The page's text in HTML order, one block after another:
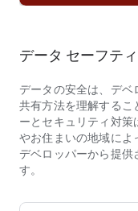
・写真認証：自分が
な表現を自動的に検
座に報告したり、ブロ
・連絡先のブロック
たり、表示されたりし
ます。
・無制限Like：好きな
しましょう。
マッチしてチャット
データ セーフティ
データの安全は、デベ
共有方法を理解するこ
ーとセキュリティ対策
やお住まいの地域によ
デベロッパーから提供
す。